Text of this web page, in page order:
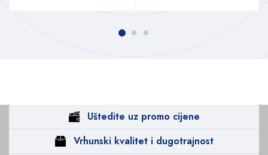
Uštedite uz promo cijene
Vrhunski kvalitet i dugotrajnost